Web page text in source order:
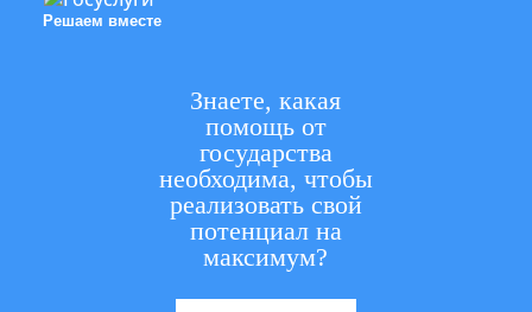
Решаем вместе
Знаете, какая
помощь от
государства
необходима, чтобы
реализовать свой
потенциал на
максимум?